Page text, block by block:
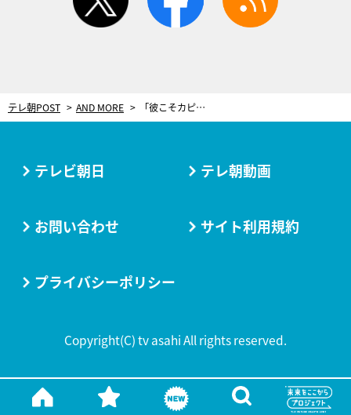
テレ朝POST AND MORE 「彼こそカピタン」トヨタに初勝利もたらした中嶋一貴とアロンソの関係【ル・マン24時間】
テレビ朝日 テレ朝動画
お問い合わせ サイト利用規約
プライバシーポリシー
Copyright(C) tv asahi All rights reserved.